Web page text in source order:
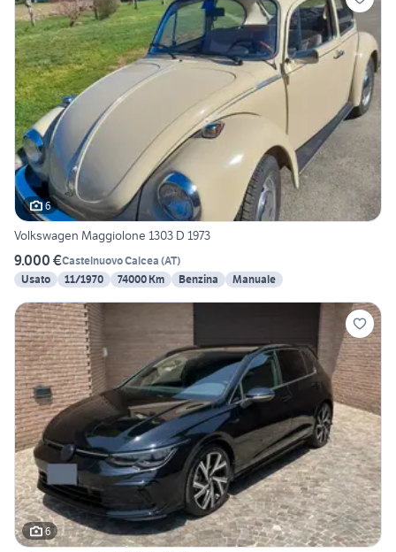
6
Volkswagen Maggiolone 1303 D 1973
9.000 €Castelnuovo Calcea (AT)
Usato
11/1970 74000 Km Benzina Manuale
6